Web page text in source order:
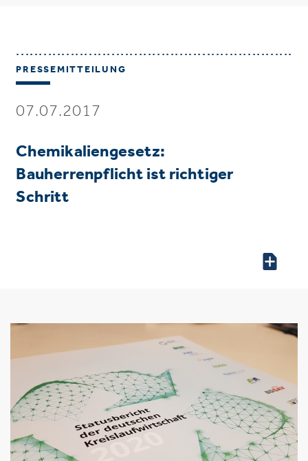
PRESSEMITTEILUNG
07.07.2017
Chemikaliengesetz:
Bauherrenpflicht ist richtiger
Schritt